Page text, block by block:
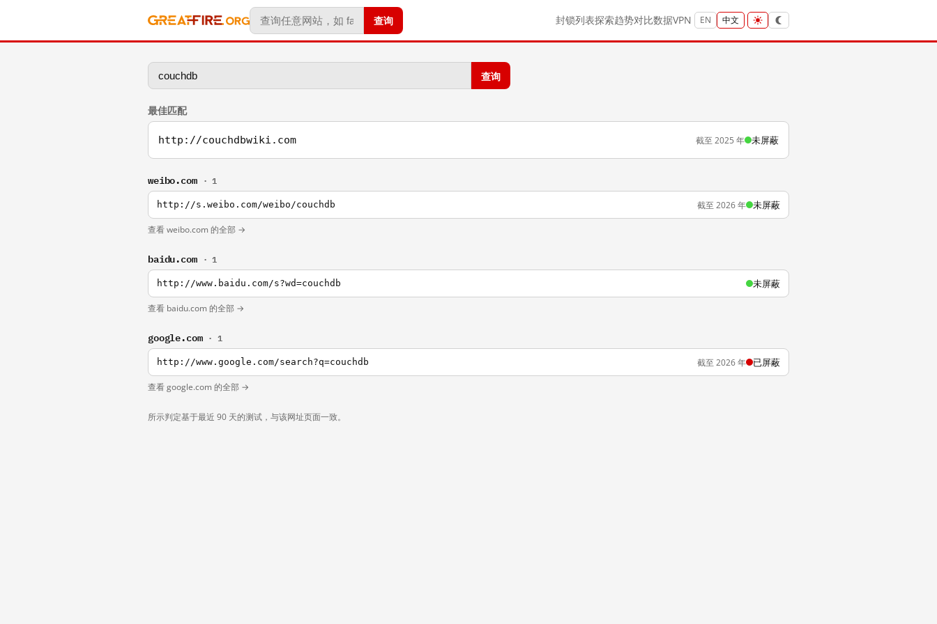
查询 封锁列表探索趋势对比数据VPN EN 中文
查询
最佳匹配
http://couchdbwiki.com 截至 2025 年 未屏蔽
weibo.com · 1
http://s.weibo.com/weibo/couchdb 截至 2026 年 未屏蔽
查看 weibo.com 的全部 →
baidu.com · 1
http://www.baidu.com/s?wd=couchdb 未屏蔽
查看 baidu.com 的全部 →
google.com · 1
http://www.google.com/search?q=couchdb 截至 2026 年 已屏蔽
查看 google.com 的全部 →
所示判定基于最近 90 天的测试，与该网址页面一致。